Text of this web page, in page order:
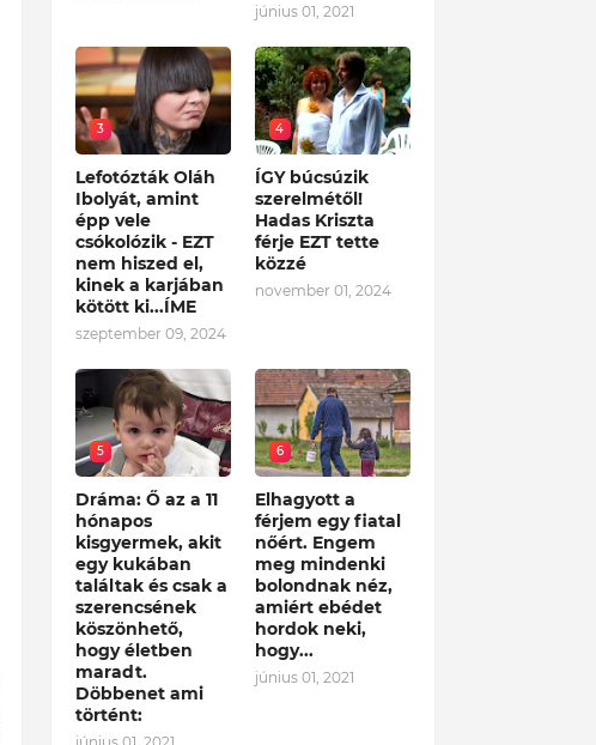
június 01, 2021
3
Lefotózták Oláh
Ibolyát, amint
épp vele
csókolózik - EZT
nem hiszed el,
kinek a karjában
kötött ki...ÍME
szeptember 09, 2024
4
ÍGY búcsúzik
szerelmétől!
Hadas Kriszta
férje EZT tette
közzé
november 01, 2024
5
Dráma: Ő az a 11
hónapos
kisgyermek, akit
egy kukában
találtak és csak a
szerencsének
köszönhető,
hogy életben
maradt.
Döbbenet ami
történt:
6
Elhagyott a
férjem egy fiatal
nőért. Engem
meg mindenki
bolondnak néz,
amiért ebédet
hordok neki,
hogy...
június 01, 2021